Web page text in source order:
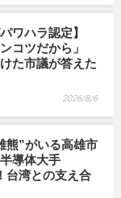
ワハラ認定】
コツだから」
た市議が答えた
2026/8/6
熊”がいる高雄市
導体大手
台湾との支え合